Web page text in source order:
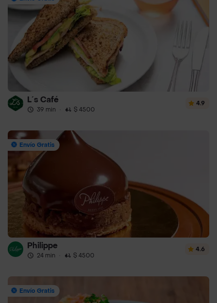
L´s Café
39 min · $ 4500
4.9
Envío Gratis
Philippe
24 min · $ 4500
4.6
Envío Gratis